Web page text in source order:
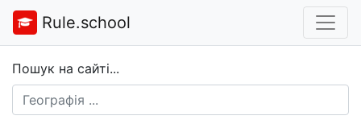
Rule.school
Пошук на сайті...